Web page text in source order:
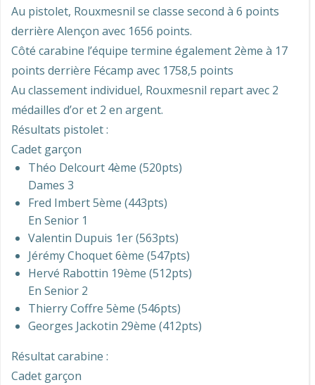
Au pistolet, Rouxmesnil se classe second à 6 points
derrière Alençon avec 1656 points.
Côté carabine l’équipe termine également 2ème à 17
points derrière Fécamp avec 1758,5 points
Au classement individuel, Rouxmesnil repart avec 2
médailles d’or et 2 en argent.
Résultats pistolet :
Cadet garçon
Théo Delcourt 4ème (520pts)
Dames 3
Fred Imbert 5ème (443pts)
En Senior 1
Valentin Dupuis 1er (563pts)
Jérémy Choquet 6ème (547pts)
Hervé Rabottin 19ème (512pts)
En Senior 2
Thierry Coffre 5ème (546pts)
Georges Jackotin 29ème (412pts)
Résultat carabine :
Cadet garçon